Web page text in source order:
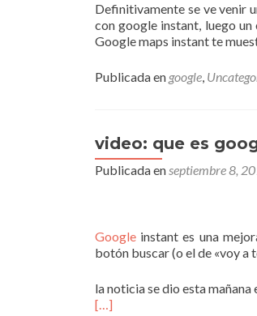
Definitivamente se ve venir
con google instant, luego
Google maps instant te
Publicada en google,
video: que es
Publicada enseptiembre 8,
Google instant es una
botón buscar (o el de «voy a
la noticia se dio esta mañana
[…]